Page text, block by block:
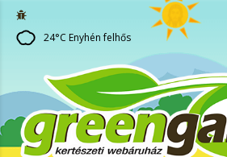
24°C Enyhén felhős